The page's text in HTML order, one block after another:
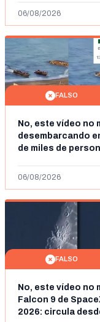
06/08/2026
FALSO
No, este vídeo no
desembarcando
de miles de
06/08/2026
FALSO
No, este vídeo no
Falcon 9 de
2026: circula